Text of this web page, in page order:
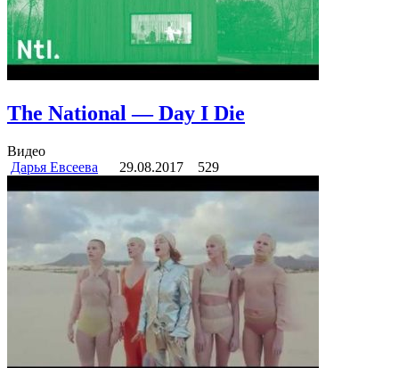
The National — Day I Die
Видео
Дарья Евсеева
29.08.2017 529